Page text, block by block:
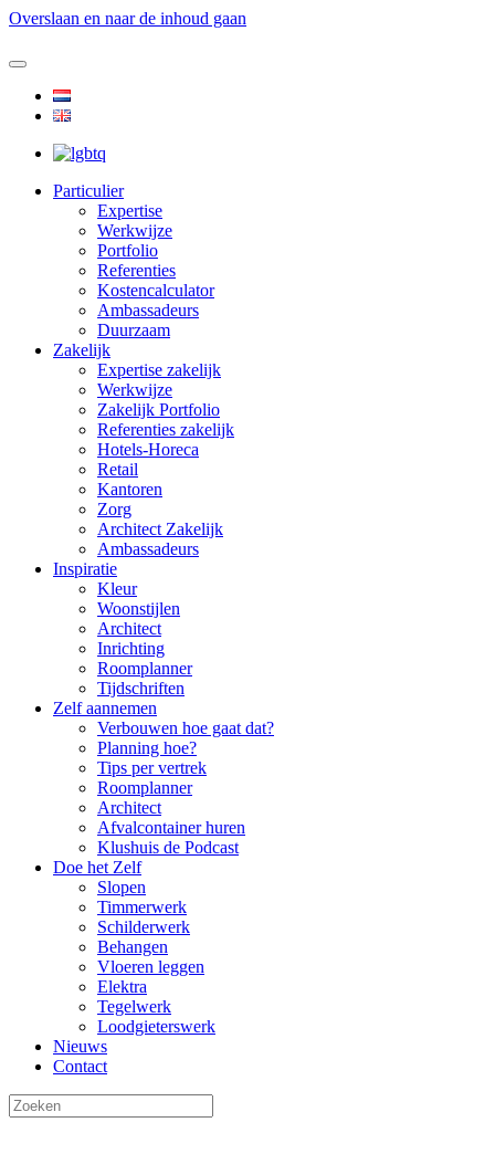
Overslaan en naar de inhoud gaan
Particulier
Expertise
Werkwijze
Portfolio
Referenties
Kostencalculator
Ambassadeurs
Duurzaam
Zakelijk
Expertise zakelijk
Werkwijze
Zakelijk Portfolio
Referenties zakelijk
Hotels-Horeca
Retail
Kantoren
Zorg
Architect Zakelijk
Ambassadeurs
Inspiratie
Kleur
Woonstijlen
Architect
Inrichting
Roomplanner
Tijdschriften
Zelf aannemen
Verbouwen hoe gaat dat?
Planning hoe?
Tips per vertrek
Roomplanner
Architect
Afvalcontainer huren
Klushuis de Podcast
Doe het Zelf
Slopen
Timmerwerk
Schilderwerk
Behangen
Vloeren leggen
Elektra
Tegelwerk
Loodgieterswerk
Nieuws
Contact